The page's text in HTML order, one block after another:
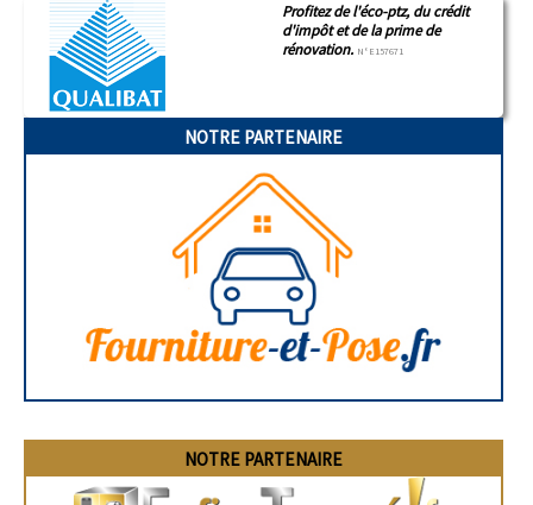
Profitez de l'éco-ptz, du crédit
d'impôt et de la prime de
rénovation. N°E157671
NOTRE PARTENAIRE
NOTRE PARTENAIRE